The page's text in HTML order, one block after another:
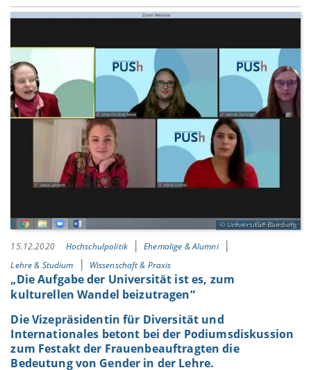
Universität Bamberg
15.12.2020 Hochschulpolitik
Ehemalige & Alumni
Lehre & Studium
Wissenschaft & Praxis
„Die Aufgabe der Universität ist es, zum
kulturellen Wandel beizutragen“
Die Vizepräsidentin für Diversität und
Internationales betont bei der Podiumsdiskussion
zum Festakt der Frauenbeauftragten die
Bedeutung von Gender in der Lehre.